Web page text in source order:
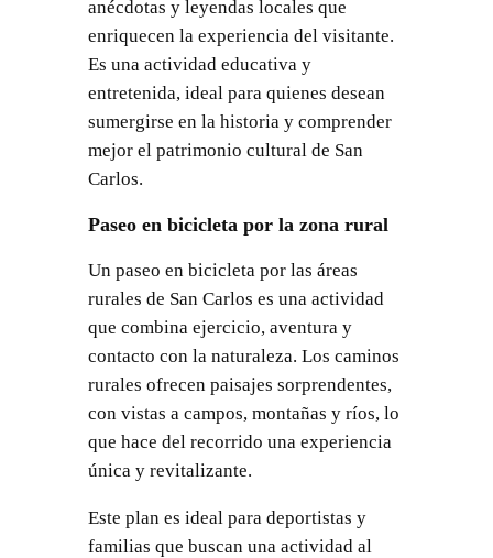
anécdotas y leyendas locales que
enriquecen la experiencia del visitante.
Es una actividad educativa y
entretenida, ideal para quienes desean
sumergirse en la historia y comprender
mejor el patrimonio cultural de San
Carlos.
Paseo en bicicleta por la zona rural
Un paseo en bicicleta por las áreas
rurales de San Carlos es una actividad
que combina ejercicio, aventura y
contacto con la naturaleza. Los caminos
rurales ofrecen paisajes sorprendentes,
con vistas a campos, montañas y ríos, lo
que hace del recorrido una experiencia
única y revitalizante.
Este plan es ideal para deportistas y
familias que buscan una actividad al